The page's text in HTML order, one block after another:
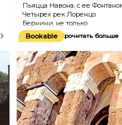
Пьяцца Навона, с ее
Четырех рек Лоренцо
Бернини, не только
красивейшая площадь в
Риме, но и всем мире.
Несмотря на свою длинную
прямоугольную форму,
площадь обладает
неповторимым уютом. Она
усеяна различными кафе и
ресторанами.
Bookable Прочитать больше